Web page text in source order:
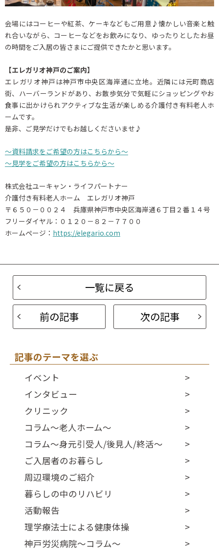
会場にはコーヒーや紅茶、ケーキなどもご用意♪懐かしい音楽と触
れ合いながら、コーヒーなどをお飲みになり、ゆったりとしたお昼
の時間をご入居の皆さまにご提供できたかと思います。
【エレガリオ神戸のご案内】
エレガリオ神戸は神戸市中央区海岸通に立地。近隣には元町商店
街、ハーバーランドがあり、お散歩気分で気軽にショッピングやお
食事に出かけられアクティブな生活が楽しめる介護付き有料老人ホ
ームです。
是非、ご見学だけでもお越しくださいませ♪
～資料請求をご希望の方はこちらから～
～見学をご希望の方はこちらから～
株式会社ユーキャン・ライフパートナー
介護付き有料老人ホーム エレガリオ神戸
〒６５０－００２４ 兵庫県神戸市中央区海岸通６丁目２番１４号
フリーダイヤル：０１２０－８２－７７００
ホームページ： https://elegario.com
一覧に戻る
前の記事
次の記事
記事のテーマを選ぶ
イベント
インタビュー
クリニック
コラム～老人ホーム～
コラム～身元引受人/後見人/終活～
ご入居者のお暮らし
周辺環境のご紹介
暮らしの中のリハビリ
活動報告
理学療法士による健康体操
神戸労災病院～コラム～